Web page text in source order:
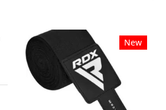
New